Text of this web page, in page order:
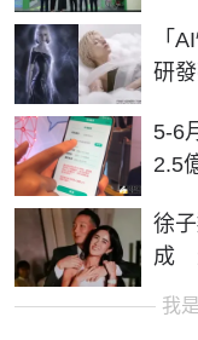
「
研
5-6
2.5
徐
成
我